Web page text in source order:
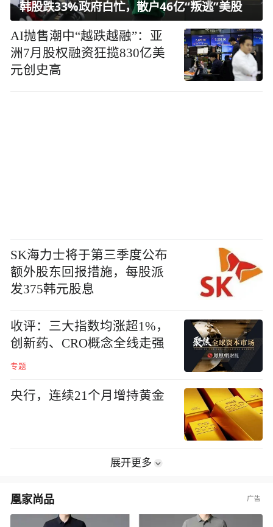
韩股跌33%政府白忙，散户46亿“叛逃”美股
AI抛售潮中“越跌越融”：亚
洲7月股权融资狂揽830亿美
元创史高
SK海力士将于第三季度公布
额外股东回报措施，每股派
发375韩元股息
收评：三大指数均涨超1%，
创新药、CRO概念全线走强
专题
央行，连续21个月增持黄金
展开更多
凰家尚品